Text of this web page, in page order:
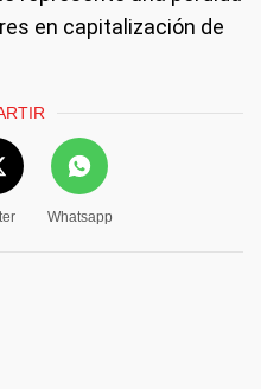
en capitalización de
Whatsapp